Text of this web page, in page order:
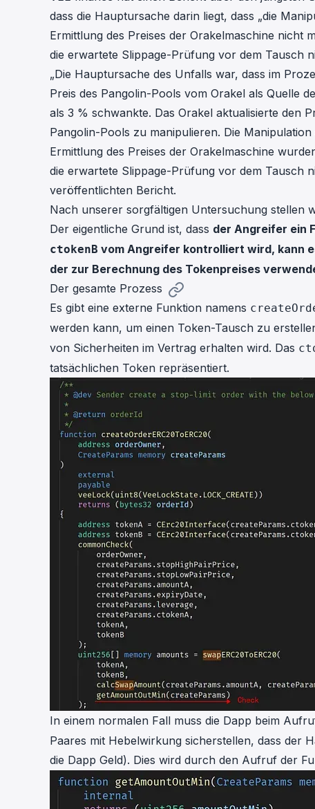
Phalcon Explorer
Visualize, simulate, and debug on-
chain transactions with an intuitive
dass die Hauptursache darin liegt, dass „die
Ermittlung des Preises der Orakelmaschine nicht
die erwartete Slippage-Prüfung vor dem Tausch
„Die Hauptursache des Unfalls war, dass im
Preis des Pangolin-Pools vom Orakel als Quelle
als 3 % schwankte. Das Orakel aktualisierte den
Pangolin-Pools zu manipulieren. Die
Ermittlung des Preises der Orakelmaschine
die erwartete Slippage-Prüfung vor dem Tausch
veröffentlichten Bericht.
Nach unserer sorgfältigen Untersuchung stellen
Der eigentliche Grund ist, dass der Angreifer ein
ctokenB vom Angreifer kontrolliert wird, kann
der zur Berechnung des Tokenpreises
Der gesamte Prozess
Es gibt eine externe Funktion namens
werden kann, um einen Token-Tausch zu
von Sicherheiten im Vertrag erhalten wird. Das
tatsächlichen Token repräsentiert.
In einem normalen Fall muss die Dapp beim
Paares mit Hebelwirkung sicherstellen, dass der
die Dapp Geld). Dies wird durch den Aufruf der